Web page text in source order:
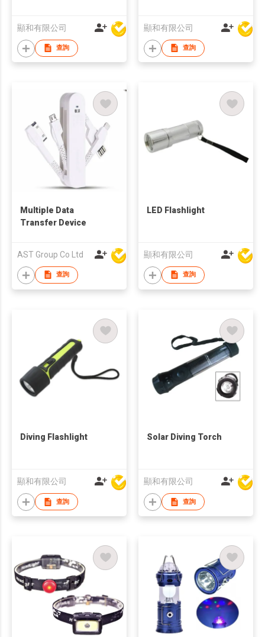
顯和有限公司
查詢
顯和有限公司
查詢
Multiple Data
Transfer Device
AST Group Co Ltd
查詢
LED Flashlight
顯和有限公司
查詢
Diving Flashlight
顯和有限公司
查詢
Solar Diving Torch
顯和有限公司
查詢